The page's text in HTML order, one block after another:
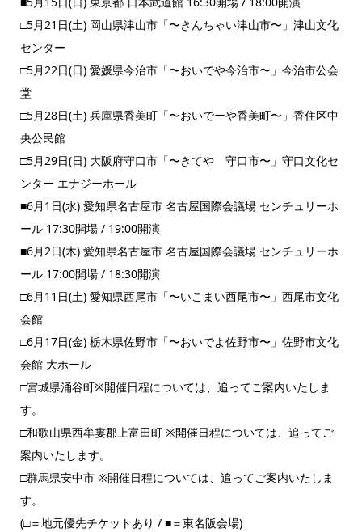
□5月21日(土) 岡山県津山市「〜きんちゃい津山市〜」津山文化
センター
□5月22日(日) 愛媛県今治市「〜おいでや今治市〜」今治市公会
堂
□5月28日(土) 兵庫県香美町「〜おいでーや香美町〜」香住区中
央公民館
□5月29日(日) 大阪府守口市「〜きてや 守口市〜」守口文化セ
ンター エナジーホール
■6月1日(水) 愛知県名古屋市 名古屋国際会議場 センチュリーホ
ール 17:30開場 / 19:00開演
■6月2日(木) 愛知県名古屋市 名古屋国際会議場 センチュリーホ
ール 17:00開場 / 18:30開演
□6月11日(土) 愛知県西尾市「〜いこまい西尾市〜」西尾市文化
会館
□6月17日(金) 栃木県佐野市「〜おいでよ佐野市〜」佐野市文化
会館 大ホール
□宮城県涌谷町※開催日程については、追ってご案内いたしま
す。
□和歌山県西牟婁郡上富田町 ※開催日程については、追ってご
案内いたします。
□群馬県安中市 ※開催日程については、追ってご案内いたしま
す。
(□＝地元優先チケットあり / ■＝東名阪会場)